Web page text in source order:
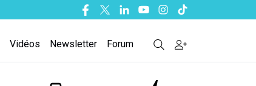
Facebook
TwitterLinkedinYoutubeInstagram
Tiktok
Vidéos Newsletter Forum